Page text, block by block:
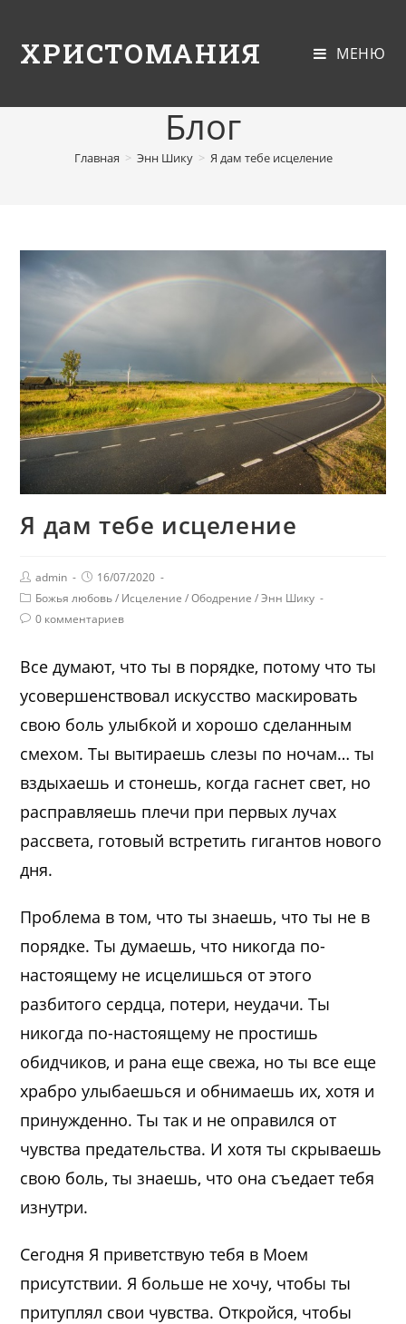
ХРИСТОМАНИЯ МЕНЮ
Блог
Главная > Энн Шику > Я дам тебе исцеление
Я дам тебе исцеление
admin
16/07/2020
Божья любовь / Исцеление / Ободрение / Энн Шику
0 комментариев
Все думают, что ты в порядке, потому что ты
усовершенствовал искусство маскировать
свою боль улыбкой и хорошо сделанным
смехом. Ты вытираешь слезы по ночам… ты
вздыхаешь и стонешь, когда гаснет свет, но
расправляешь плечи при первых лучах
рассвета, готовый встретить гигантов нового
дня.
Проблема в том, что ты знаешь, что ты не в
порядке. Ты думаешь, что никогда по-
настоящему не исцелишься от этого
разбитого сердца, потери, неудачи. Ты
никогда по-настоящему не простишь
обидчиков, и рана еще свежа, но ты все еще
храбро улыбаешься и обнимаешь их, хотя и
принужденно. Ты так и не оправился от
чувства предательства. И хотя ты скрываешь
свою боль, ты знаешь, что она съедает тебя
изнутри.
Сегодня Я приветствую тебя в Моем
присутствии. Я больше не хочу, чтобы ты
притуплял свои чувства. Откройся, чтобы